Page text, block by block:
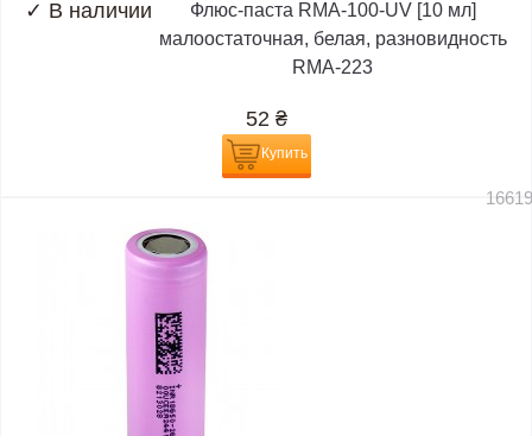
✓ В наличии
Флюс-паста RMA-100-UV [10 мл]
малоостаточная, белая, разновидность
RMA-223
52 ₴
Купить